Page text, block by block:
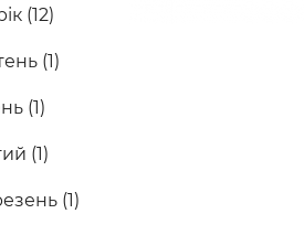
(12)
(1)
(1)
(1)
(1)